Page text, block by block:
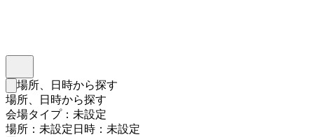
検索フォームを閉じる
場所、日時から探す
場所、日時から探す
会場タイプ：未設定
場所：未設定日時：未設定